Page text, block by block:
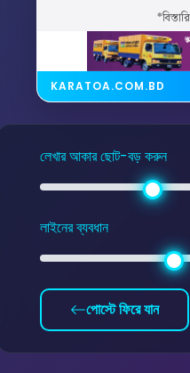
KARATOA.COM.BD
লেখার আকার ছোট-বড় করুন
লাইনের ব্যবধান
পোস্টে ফিরে যান